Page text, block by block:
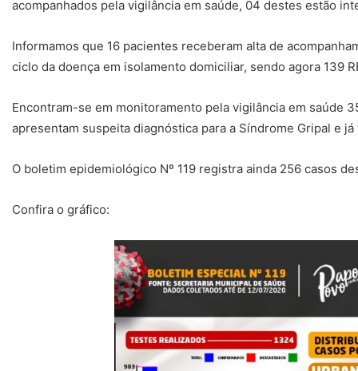
acompanhados pela vigilância em saúde, 04 destes estão
Informamos que 16 pacientes receberam alta de
ciclo da doença em isolamento domiciliar, sendo agora 139
Encontram-se em monitoramento pela vigilância em saúde
apresentam suspeita diagnóstica para a Síndrome Gripal e
O boletim epidemiológico Nº 119 registra ainda 256 casos
Confira o gráfico: